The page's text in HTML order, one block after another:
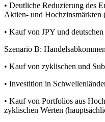
• Deutliche Reduzierung des
Aktien- und
• Kauf von JPY und deutschen
Szenario B:
• Kauf von zyklischen und
• Investition in
• Kauf von Portfolios aus
zyklischen Werten